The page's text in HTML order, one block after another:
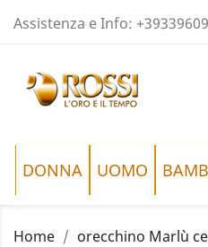
Assistenza e Info:
DONNA UOMO
Home orecchino Marlù